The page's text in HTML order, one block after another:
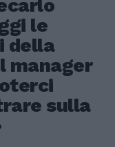
le
della
manager
sulla